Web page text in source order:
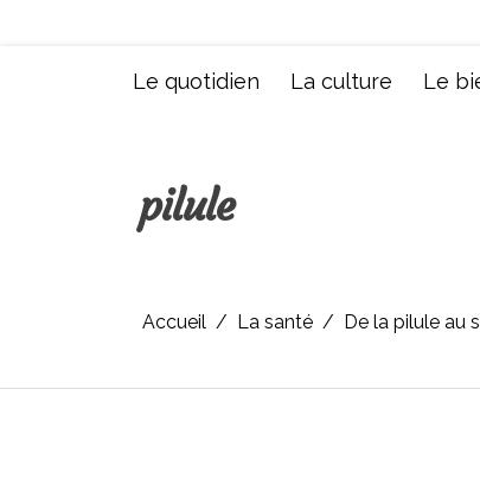
Le quotidien La culture Le
pilule
Accueil La santé De la pilule au